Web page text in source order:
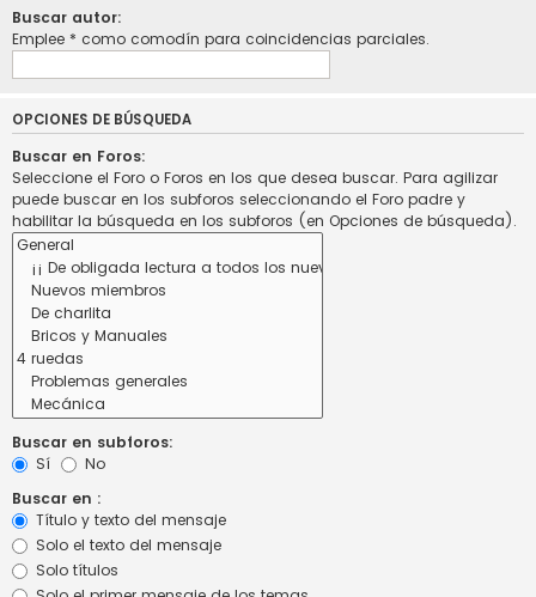
Buscar autor:
Emplee * como comodín para coincidencias parciales.
OPCIONES DE BÚSQUEDA
Buscar en Foros:
Seleccione el Foro o Foros en los que desea buscar. Para agilizar
puede buscar en los subforos seleccionando el Foro padre y
habilitar la búsqueda en los subforos (en Opciones de búsqueda).
Buscar en subforos:
Sí
No
Buscar en :
Título y texto del mensaje
Solo el texto del mensaje
Solo títulos